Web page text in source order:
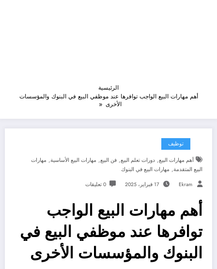
الرئيسية
أهم مهارات البيع الواجب توافرها عند موظفي البيع في البنوك والمؤسسات
الأخرى
توظيف
أهم مهارات البيع, دورات تعلم البيع, فن البيع, مهارات البيع الأساسية, مهارات
البيع المتقدمة, مهارات البيع في البنوك
Ekram 17 فبراير، 2025 0 تعليقات
أهم مهارات البيع الواجب
توافرها عند موظفي البيع في
البنوك والمؤسسات الأخرى